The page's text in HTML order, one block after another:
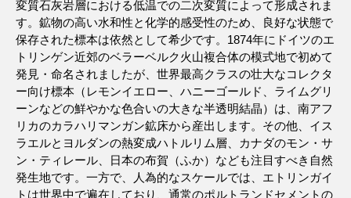
変質石灰岩層における低温での二次変質によって形成されま
す。鉱物の高い水和性と化学的感受性のため、良好な状態で
保存された標本は依然として希少です。1874年にドイツのエ
トリンゲン近郊のベラーベルク火山複合体の模式地で初めて
発見・命名されましたが、世界最高クラスの壮大なコレクタ
ー向け標本（レモンイエロー、ハニーゴールド、ライムグリ
ーンなどの鮮やかな色合いの大きな半透明結晶）は、南アフ
リカのカラハリマンガン鉱床から産出します。その他、イス
ラエルとヨルダンの熱変成ハトルリム層、カナダのモン・サ
ン・ティレール、日本の布賀（ふか）なども注目すべき自然
発生地です。一方で、人為的なスケールでは、エトリンガイ
トは世界中で遍在しており、通常のポルトランドセメントの